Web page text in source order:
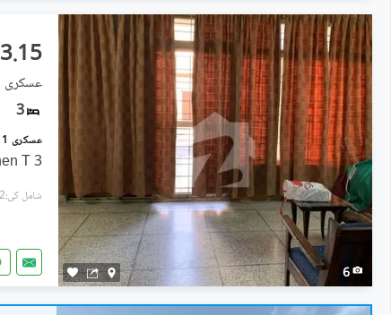
6
3.15 کروڑ
عسکری 1, راولپنڈی
3
3 Bedrooms 3 Bathrooms Kitchen T
شامل کی:2 ہفتے پہل